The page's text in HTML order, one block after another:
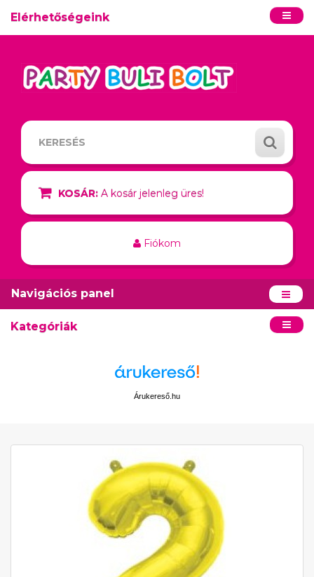
Elérhetőségeink
KOSÁR: A kosár jelenleg üres!
Fiókom
Navigációs panel
Kategóriák
Árukereső.hu